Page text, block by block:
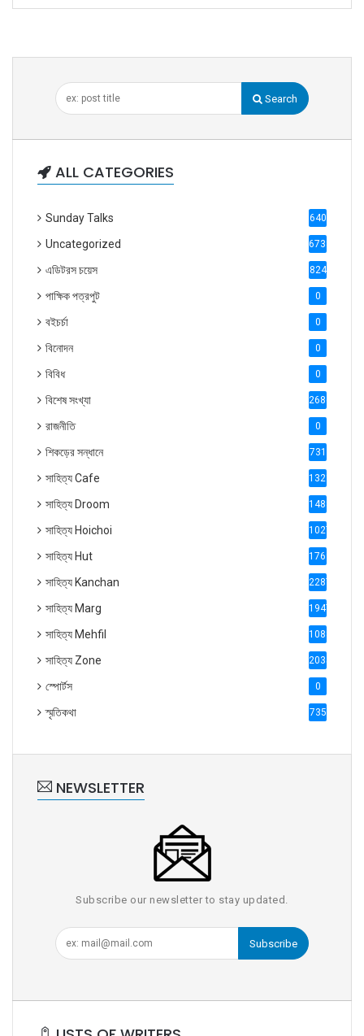
Search
ALL CATEGORIES
Sunday Talks 640
Uncategorized 6738
এডিটরস চয়েস 824
পাক্ষিক পত্রপুট 0
বইচর্চা 0
বিনোদন 0
বিবিধ 0
বিশেষ সংখ্যা 2686
রাজনীতি 0
শিকড়ের সন্ধানে 731
সাহিত্য Cafe 1321
সাহিত্য Droom 1488
সাহিত্য Hoichoi 1027
সাহিত্য Hut 1769
সাহিত্য Kanchan 2287
সাহিত্য Marg 1947
সাহিত্য Mehfil 1088
সাহিত্য Zone 2035
স্পোর্টস 0
স্মৃতিকথা 735
NEWSLETTER
Subscribe our newsletter to stay updated.
Subscribe